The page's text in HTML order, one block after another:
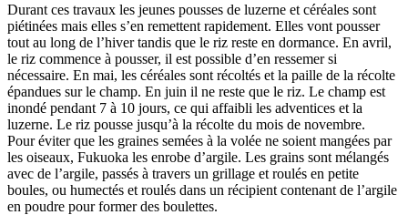
Durant ces travaux les jeunes pousses de luzerne et céréales sont
piétinées mais elles s’en remettent rapidement. Elles vont pousser
tout au long de l’hiver tandis que le riz reste en dormance. En avril,
le riz commence à pousser, il est possible d’en ressemer si
nécessaire. En mai, les céréales sont récoltés et la paille de la récolte
épandues sur le champ. En juin il ne reste que le riz. Le champ est
inondé pendant 7 à 10 jours, ce qui affaibli les adventices et la
luzerne. Le riz pousse jusqu’à la récolte du mois de novembre.
Pour éviter que les graines semées à la volée ne soient mangées par
les oiseaux, Fukuoka les enrobe d’argile. Les grains sont mélangés
avec de l’argile, passés à travers un grillage et roulés en petite
boules, ou humectés et roulés dans un récipient contenant de l’argile
en poudre pour former des boulettes.